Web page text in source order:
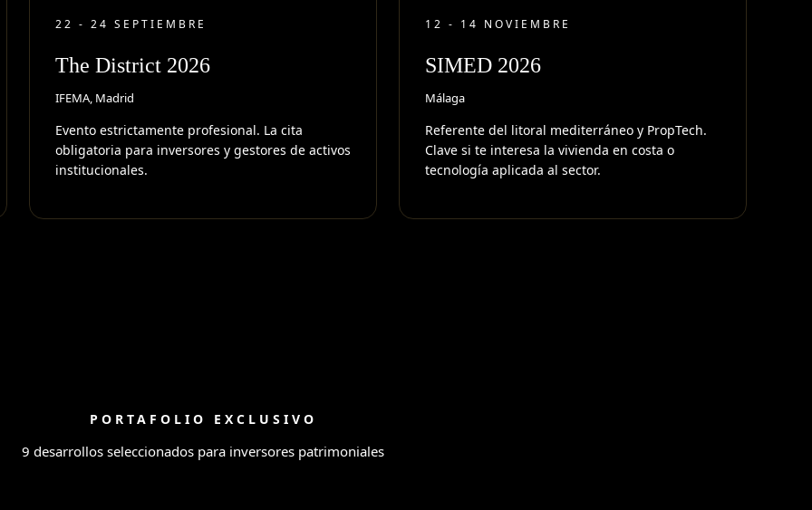
22 - 24 SEPTIEMBRE
The District 2026
IFEMA, Madrid
Evento estrictamente profesional. La cita
obligatoria para inversores y gestores de activos
institucionales.
12 - 14 NOVIEMBRE
SIMED 2026
Málaga
Referente del litoral mediterráneo y PropTech.
Clave si te interesa la vivienda en costa o
tecnología aplicada al sector.
PORTAFOLIO EXCLUSIVO
9 desarrollos seleccionados para inversores patrimoniales